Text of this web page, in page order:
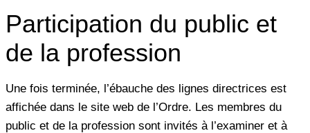
Participation du public et
de la profession
Une fois terminée, l’ébauche des lignes directrices est
affichée dans le site web de l’Ordre. Les membres du
public et de la profession sont invités à l’examiner et à